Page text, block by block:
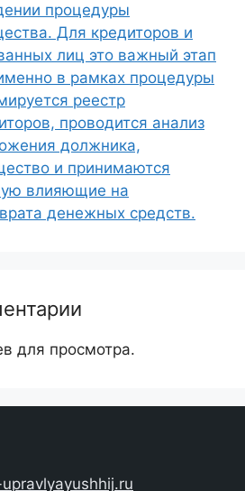
процедуры
Для кредиторов и
лиц это важный этап
в рамках процедуры
реестр
проводится анализ
должника,
и принимаются
влияющие на
денежных средств.
для просмотра.